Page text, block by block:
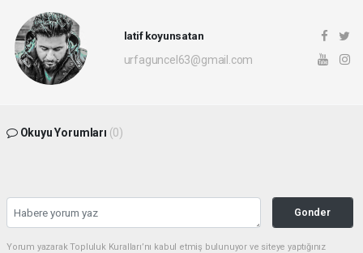
latif koyunsatan
urfaguncel63@gmail.com
Okuyu Yorumları (0)
Gonder
Yorum yazarak Topluluk Kuralları’nı kabul etmiş bulunuyor ve siteye yaptığınız